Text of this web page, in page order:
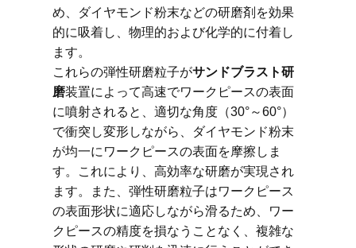
め、ダイヤモンド粉末などの研磨剤を効果
的に吸着し、物理的および化学的に付着し
ます。
これらの弾性研磨粒子がサンドブラスト研
磨装置によって高速でワークピースの表面
に噴射されると、適切な角度（30°～60°）
で衝突し変形しながら、ダイヤモンド粉末
が均一にワークピースの表面を摩擦しま
す。これにより、高効率な研磨が実現され
ます。また、弾性研磨粒子はワークピース
の表面形状に適応しながら滑るため、ワー
クピースの精度を損なうことなく、複雑な